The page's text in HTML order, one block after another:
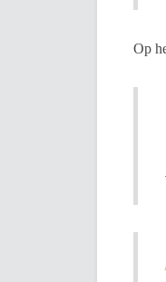
Op